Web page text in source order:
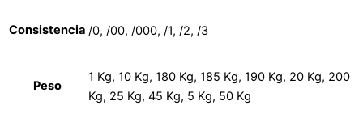
Consistencia /0, /00, /000, /1, /2, /3
Peso
1 Kg, 10 Kg, 180 Kg, 185 Kg, 190 Kg, 20 Kg, 200
Kg, 25 Kg, 45 Kg, 5 Kg, 50 Kg